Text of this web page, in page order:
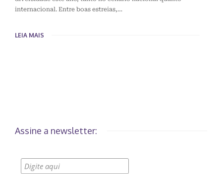
internacional. Entre boas estreias,…
LEIA MAIS
Assine a newsletter: